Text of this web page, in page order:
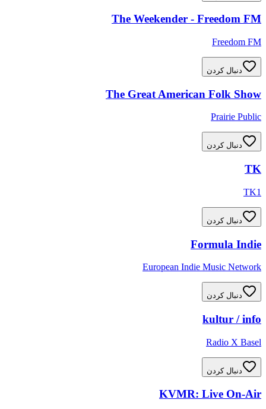
The Weekender - Freedom FM
Freedom FM
دنبال کردن
The Great American Folk Show
Prairie Public
دنبال کردن
TK
TK1
دنبال کردن
Formula Indie
European Indie Music Network
دنبال کردن
kultur / info
Radio X Basel
دنبال کردن
KVMR: Live On-Air